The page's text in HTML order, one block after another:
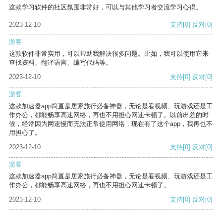
这款学习软件的社区氛围非常好，可以与其他学习者交流学习心得。
2023-12-10 支持[0] 反对[0]
游客
这款软件非常实用，可以帮助我解决很多问题。比如，我可以使用它来
查找资料、翻译语言、编写代码等。
2023-12-10
支持[0] 反对[0]
游客
这款加速器app简直是居家旅行必备神器，无论是看视频、玩游戏还是工
作办公，都能畅享高速网络，再也不用担心网速卡顿了。以前出差的时
候，经常因为网速慢而无法正常使用网络，现在有了这个app，我再也不
用担心了。
2023-12-10
支持[0] 反对[0]
游客
这款加速器app简直是居家旅行必备神器，无论是看视频、玩游戏还是工
作办公，都能畅享高速网络，再也不用担心网速卡顿了。
2023-12-10
支持[0] 反对[0]